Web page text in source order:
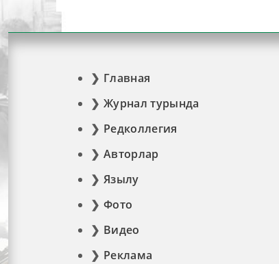
Главная
Журнал турында
Редколлегия
Авторлар
Язылу
Фото
Видео
Реклама